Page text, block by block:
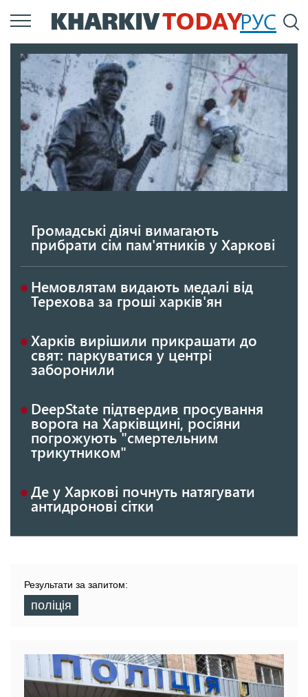
Перейти
до
вмісту
РУС
Громадські діячі вимагають
прибрати сім пам'ятників у Харкові
Немовлятам видають медалі від
Терехова за гроші харків'ян
Харків вирішили прикрашати до
свят: паркуватися у центрі
заборонили
DeepState підтвердив просування
ворога на Харківщині, росіяни
погрожують "смертельним
трикутником"
Де у Харкові почнуть натягувати
антидронові сітки
Результати за запитом:
поліція